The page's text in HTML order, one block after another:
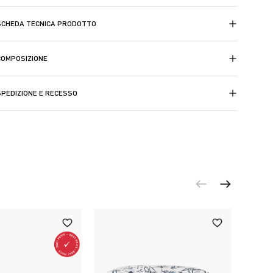
TECNICA PRODOTTO
E RECESSO